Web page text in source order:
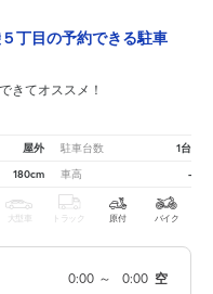
丁目の予約できる駐車
きてオススメ！
屋外 駐車台数 1台
180cm 車高 -
大型車 トラック 原付 バイク
0:00 ～ 0:00 空